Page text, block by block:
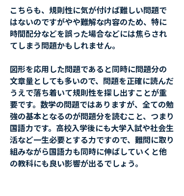
こちらも、規則性に気が付けば難しい問題で
はないのですがやや難解な内容のため、特に
時間配分などを誤った場合などには焦らされ
てしまう問題かもしれません。
図形を応用した問題であると同時に問題分の
文章量としても多いので、問題を正確に読んだ
うえで落ち着いて規則性を探し出すことが重
要です。数学の問題ではありますが、全ての勉
強の基本となるのが問題分を読むこと、つまり
国語力です。高校入学後にも大学入試や社会生
活など一生必要とする力ですので、難問に取り
組みながら国語力も同時に伸ばしていくと他
の教科にも良い影響が出るでしょう。